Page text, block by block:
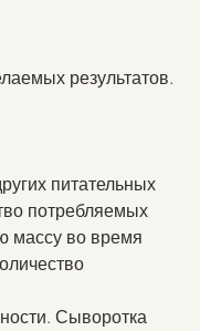
результатов.
питательных
потребляемых
массу во время
Сыворотка